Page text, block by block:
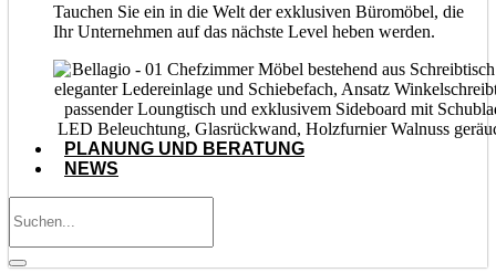
Tauchen Sie ein in die Welt der exklusiven Büromöbel, die
Ihr Unternehmen auf das nächste Level heben werden.
PLANUNG UND BERATUNG
NEWS